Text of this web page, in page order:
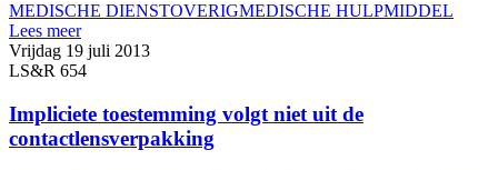
MEDISCHE DIENSTOVERIGMEDISCHE HULPMIDDEL
Lees meer
Vrijdag 19 juli 2013
LS&R 654
Impliciete toestemming volgt niet uit de
contactlensverpakking